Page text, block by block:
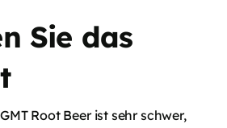
Sie das
Root Beer ist sehr schwer,